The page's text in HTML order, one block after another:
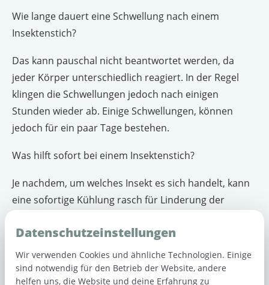
Wie lange dauert eine Schwellung nach einem
Insektenstich?
Das kann pauschal nicht beantwortet werden, da
jeder Körper unterschiedlich reagiert. In der Regel
klingen die Schwellungen jedoch nach einigen
Stunden wieder ab. Einige Schwellungen, können
jedoch für ein paar Tage bestehen.
Was hilft sofort bei einem Insektenstich?
Je nachdem, um welches Insekt es sich handelt, kann
eine sofortige Kühlung rasch für Linderung der
Wir weisen darauf hin, dass der Blogbeitrag lediglich
der allgemeinen Information dient und keinen
ärztlichen Rat und keinen Therapievorschlag für den
Datenschutzeinstellungen
Wir verwenden Cookies und ähnliche Technologien. Einige
sind notwendig für den Betrieb der Website, andere
helfen uns, die Website und deine Erfahrung zu